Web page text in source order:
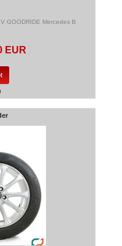
GOODRIDE Mercedes B
EUR